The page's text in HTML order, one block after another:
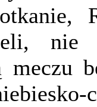
nie
meczu